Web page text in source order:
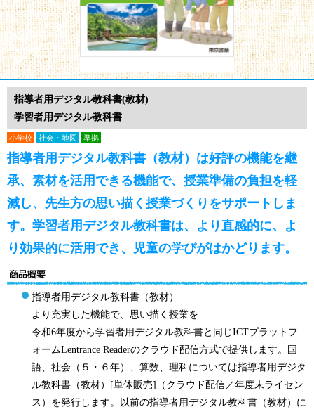
指導者用デジタル教科書(教材)
学習者用デジタル教科書
小学校 社会・地図 準拠
指導者用デジタル教科書（教材）は好評の機能を継
承、素材を活用できる機能で、授業準備の負担を軽
減し、先生方の思い描く授業づくりをサポートしま
す。学習者用デジタル教科書は、より直感的に、よ
り効果的に活用でき、児童の学びがはかどります。
指導者用デジタル教科書（教材）
より充実した機能で、思い描く授業を
令和6年度から学習者用デジタル教科書と同じICTプラットフ
ォームLentrance Readerのクラウド配信方式で提供します。国
語、社会（５・６年）、算数、理科については指導者用デジタ
ル教科書（教材）[単体販売]（クラウド配信／年度末ライセン
ス）を発行します。以前の指導者用デジタル教科書（教材）に